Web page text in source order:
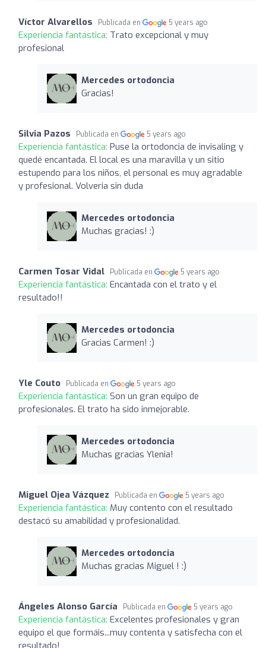
Víctor Alvarellos Publicada en 5 years ago
Experiencia fantástica: Trato excepcional y muy
profesional
Mercedes ortodoncia
Gracias!
Silvia Pazos Publicada en 5 years ago
Experiencia fantástica: Puse la ortodoncia de invisaling y
quedé encantada. El local es una maravilla y un sitio
estupendo para los niños, el personal es muy agradable
y profesional. Volveria sin duda
Mercedes ortodoncia
Muchas gracias! :)
Carmen Tosar Vidal Publicada en 5 years ago
Experiencia fantástica: Encantada con el trato y el
resultado!!
Mercedes ortodoncia
Gracias Carmen! :)
Yle Couto Publicada en 5 years ago
Experiencia fantástica: Son un gran equipo de
profesionales. El trato ha sido inmejorable.
Mercedes ortodoncia
Muchas gracias Ylenia!
Miguel Ojea Vázquez Publicada en 5 years ago
Experiencia fantástica: Muy contento con el resultado
destacó su amabilidad y profesionalidad.
Mercedes ortodoncia
Muchas gracias Miguel ! :)
Ángeles Alonso García Publicada en 5 years ago
Experiencia fantástica: Excelentes profesionales y gran
equipo el que formáis...muy contenta y satisfecha con el
resultado!